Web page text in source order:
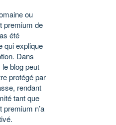
ou
premium de
été
qui explique
Dans
blog peut
protégé par
rendant
tant que
premium n’a